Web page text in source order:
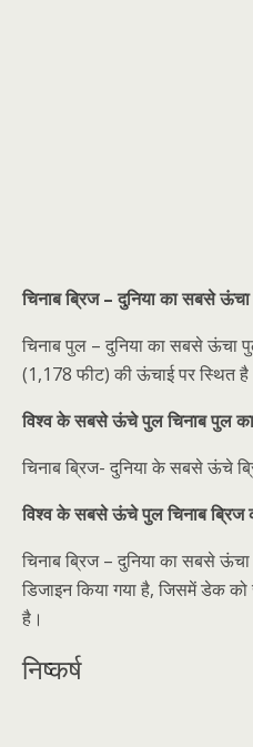
चिनाब ब्रिज – दुनिया का सबसे
चिनाब पुल – दुनिया का सबसे ऊंचा
(1,178 फीट) की ऊंचाई पर स्थित
विश्व के सबसे ऊंचे पुल चिनाब पुल का
चिनाब ब्रिज- दुनिया के सबसे ऊंचे
विश्व के सबसे ऊंचे पुल चिनाब ब्रिज
चिनाब ब्रिज – दुनिया का सबसे
डिजाइन किया गया है, जिसमें डेक को
है।
निष्कर्ष